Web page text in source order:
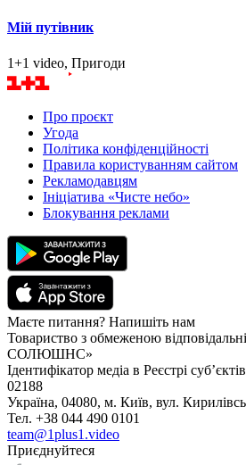
Мій путівник
1+1 video, Пригоди
Про проєкт
Угода
Політика конфіденційності
Правила користуванням сайтом
Рекламодавцям
Ініціатива «Чисте небо»
Блокування реклами
Маєте питання? Напишіть нам
Товариство з обмеженою
СОЛЮШНС»
Ідентифікатор медіа в Реєстрі
02188
Україна, 04080, м. Київ, вул.
Тел. +38 044 490 0101
team@1plus1.video
Приєднуйтеся